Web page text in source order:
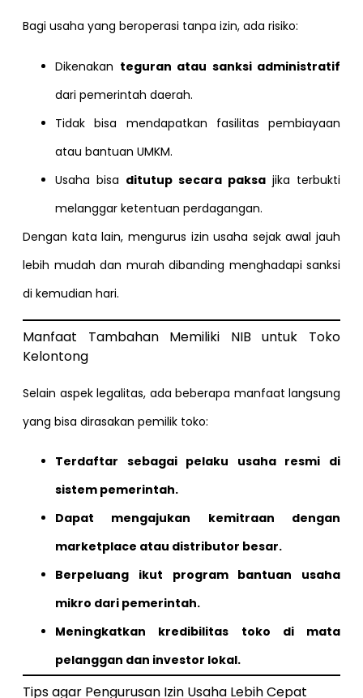
Bagi usaha yang beroperasi tanpa izin, ada risiko:
Dikenakan teguran atau sanksi administratif
dari pemerintah daerah.
Tidak bisa mendapatkan fasilitas pembiayaan
atau bantuan UMKM.
Usaha bisa ditutup secara paksa jika terbukti
melanggar ketentuan perdagangan.
Dengan kata lain, mengurus izin usaha sejak awal jauh
lebih mudah dan murah dibanding menghadapi sanksi
di kemudian hari.
Manfaat Tambahan Memiliki NIB untuk Toko
Kelontong
Selain aspek legalitas, ada beberapa manfaat langsung
yang bisa dirasakan pemilik toko:
Terdaftar sebagai pelaku usaha resmi di
sistem pemerintah.
Dapat mengajukan kemitraan dengan
marketplace atau distributor besar.
Berpeluang ikut program bantuan usaha
mikro dari pemerintah.
Meningkatkan kredibilitas toko di mata
pelanggan dan investor lokal.
Tips agar Pengurusan Izin Usaha Lebih Cepat